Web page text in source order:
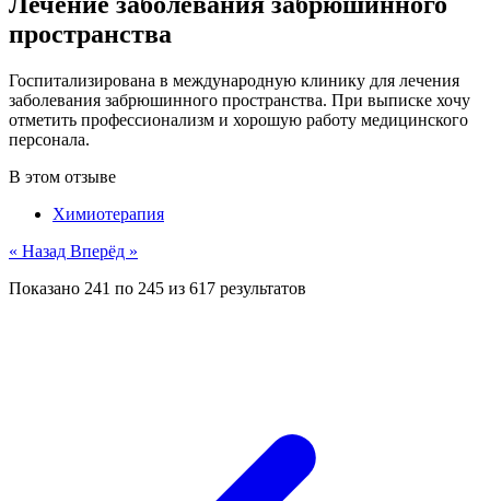
пространства
Госпитализирована в международную клинику для лечения
заболевания забрюшинного пространства. При выписке хочу
отметить профессионализм и хорошую работу медицинского
персонала.
В этом отзыве
Химиотерапия
« Назад Вперёд »
Показано 241 по 245 из 617 результатов